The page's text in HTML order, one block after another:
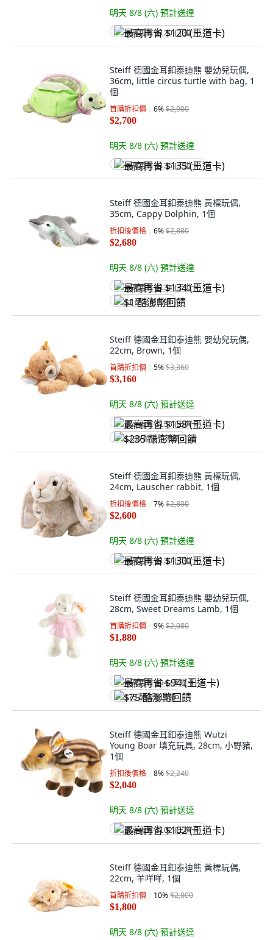
明天 8/8 (六) 預計送達
最高再省 $120 (王道卡)
Steiff 德國金耳釦泰迪熊 嬰幼兒玩偶,
36cm, little circus turtle with bag, 1
個
首購折扣價 6%$2,900
$2,700
明天 8/8 (六) 預計送達
最高再省 $135 (王道卡)
Steiff 德國金耳釦泰迪熊 黃標玩偶,
35cm, Cappy Dolphin, 1個
折扣後價格 6%$2,880
$2,680
明天 8/8 (六) 預計送達
最高再省 $134 (王道卡)
$1 酷澎幣回饋
Steiff 德國金耳釦泰迪熊 嬰幼兒玩偶,
22cm, Brown, 1個
首購折扣價 5%$3,360
$3,160
明天 8/8 (六) 預計送達
最高再省 $158 (王道卡)
$235 酷澎幣回饋
Steiff 德國金耳釦泰迪熊 黃標玩偶,
24cm, Lauscher rabbit, 1個
折扣後價格 7%$2,800
$2,600
明天 8/8 (六) 預計送達
最高再省 $130 (王道卡)
Steiff 德國金耳釦泰迪熊 嬰幼兒玩偶,
28cm, Sweet Dreams Lamb, 1個
首購折扣價 9%$2,080
$1,880
明天 8/8 (六) 預計送達
最高再省 $94 (王道卡)
$75 酷澎幣回饋
Steiff 德國金耳釦泰迪熊 Wutzi
Young Boar 填充玩具, 28cm, 小野豬,
1個
折扣後價格 8%$2,240
$2,040
明天 8/8 (六) 預計送達
最高再省 $102 (王道卡)
Steiff 德國金耳釦泰迪熊 黃標玩偶,
22cm, 羊咩咩, 1個
首購折扣價 10%$2,000
$1,800
明天 8/8 (六) 預計送達